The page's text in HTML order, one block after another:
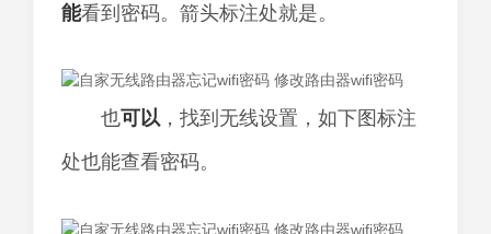
能看到密码。箭头标注处就是。
也可以 ，找到无线设置，如下图标注
处也能查看密码。